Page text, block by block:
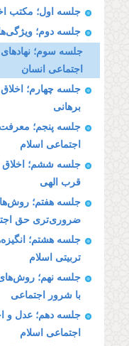
جلسه اول؛ مکتب
جلسه دوم؛
جلسه سوم؛
اجتماعی انسان
جلسه چهارم؛
برهانی
جلسه پنجم؛ معرفت
اجتماعی اسلام
جلسه ششم؛ اخلاق
قرب الهی
جلسه هفتم؛
ضروری‌تری حق
جلسه هشتم؛
تربیتی اسلام
جلسه نهم؛ روش‌های
با شرور اجتماعی
جلسه دهم؛ عدل و
اجتماعی اسلام